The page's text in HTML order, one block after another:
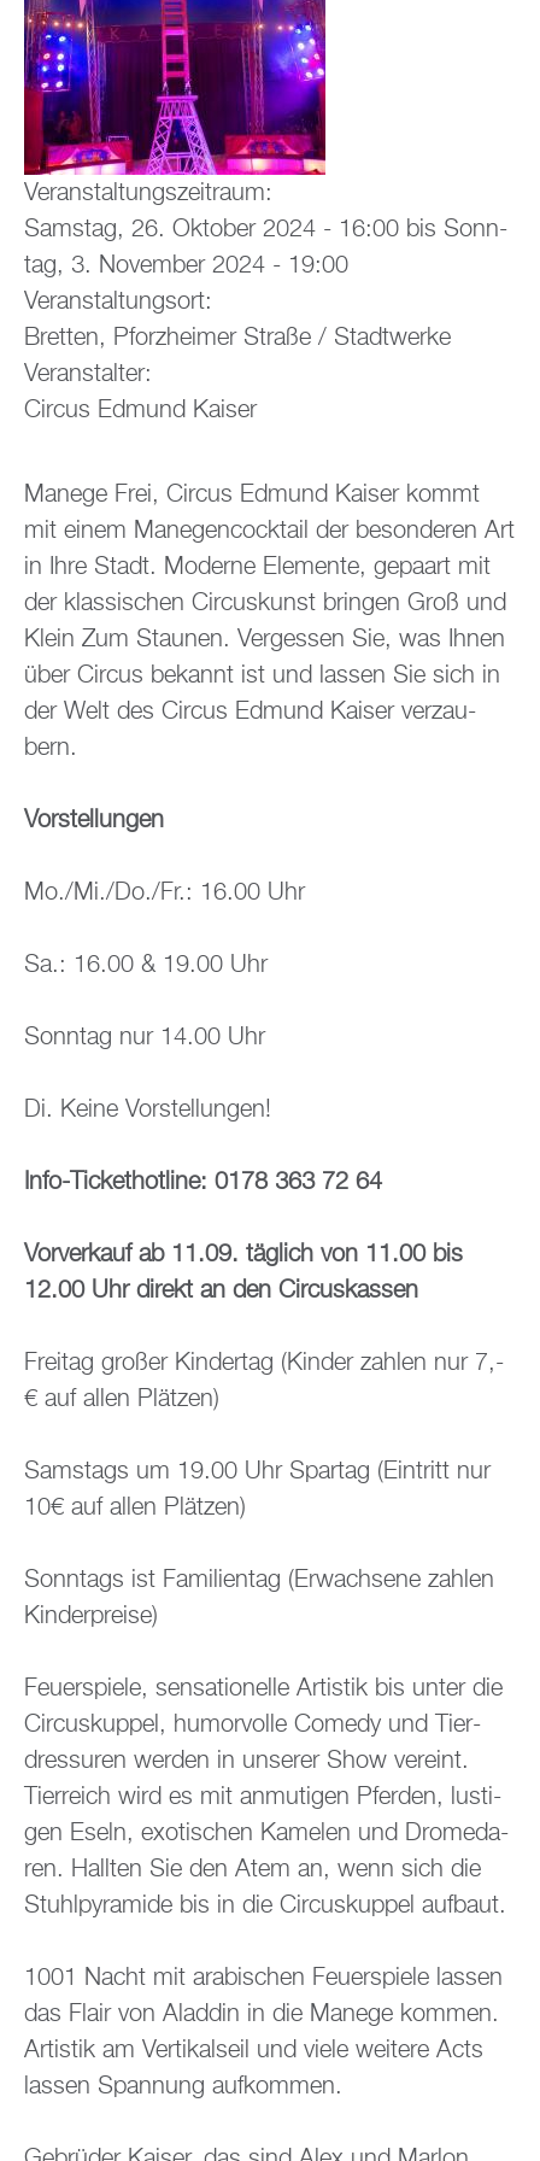
Ver­an­stal­tungs­zeit­raum:
Sams­tag, 26. Ok­to­ber 2024 - 16:00 bis Sonn­
tag, 3. No­vem­ber 2024 - 19:00
Ver­an­stal­tungs­ort:
Brett­en, Pforz­hei­mer Stra­ße / Stadt­wer­ke
Ver­an­stal­ter:
Cir­cus Ed­mund Kai­ser
Ma­ne­ge Frei, Cir­cus Ed­mund Kai­ser kommt
mit einem Ma­ne­gen­cock­tail der be­son­de­ren Art
in Ihre Stadt. Mo­der­ne Ele­men­te, ge­paart mit
der klas­si­schen Cir­cus­kunst brin­gen Groß und
Klein Zum Stau­nen. Ver­ges­sen Sie, was Ihnen
über Cir­cus be­kannt ist und las­sen Sie sich in
der Welt des Cir­cus Ed­mund Kai­ser ver­zau­
bern.
Vor­stel­lun­gen
Mo./Mi./Do./Fr.: 16.00 Uhr
Sa.: 16.00 & 19.00 Uhr
Sonn­tag nur 14.00 Uhr
Di. Keine Vor­stel­lun­gen!
Info-Ti­cket­hot­line: 0178 363 72 64
Vor­ver­kauf ab 11.09. täg­lich von 11.00 bis
12.00 Uhr di­rekt an den Cir­cus­kas­sen
Frei­tag gro­ßer Kin­der­tag (Kin­der zah­len nur 7,-
€ auf allen Plät­zen)
Sams­tags um 19.00 Uhr Spar­tag (Ein­tritt nur
10€ auf allen Plät­zen)
Sonn­tags ist Fa­mi­li­en­tag (Er­wach­se­ne zah­len
Kin­der­prei­se)
Feu­er­spie­le, sen­sa­tio­nel­le Ar­tis­tik bis unter die
Cir­cus­kup­pel, hu­mor­vol­le Co­me­dy und Tier­
dres­su­ren wer­den in un­se­rer Show ver­eint.
Tier­reich wird es mit an­mu­ti­gen Pfer­den, lus­ti­
gen Eseln, exo­ti­schen Ka­me­len und Dro­me­da­
ren. Hall­ten Sie den Atem an, wenn sich die
Stuhl­py­ra­mi­de bis in die Cir­cus­kup­pel auf­baut.
1001 Nacht mit ara­bi­schen Feu­er­spie­le las­sen
das Flair von Alad­din in die Ma­ne­ge kom­men.
Ar­tis­tik am Ver­ti­kal­seil und viele wei­te­re Acts
las­sen Span­nung auf­kom­men.